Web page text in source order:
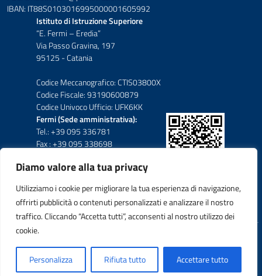
Diamo valore alla tua privacy
Utilizziamo i cookie per migliorare la tua esperienza di navigazione,
offrirti pubblicità o contenuti personalizzati e analizzare il nostro
traffico. Cliccando “Accetta tutti”, acconsenti al nostro utilizzo dei
cookie.
Personalizza Rifiuta tutto Accettare tutto
IBAN: IT88S0103016995000001605992
Istituto di Istruzione Superiore
“E. Fermi – Eredia”
Via Passo Gravina, 197
95125 - Catania
Codice Meccanografico: CTIS03800X
Codice Fiscale: 93190600879
Codice Univoco Ufficio: UFK6KK
Fermi (Sede amministrativa):
Tel.: +39 095 336781
Fax : +39 095 338698
Eredia-Deodato:
Tel.: +39 095 6136206
Fax : +39 095 330503